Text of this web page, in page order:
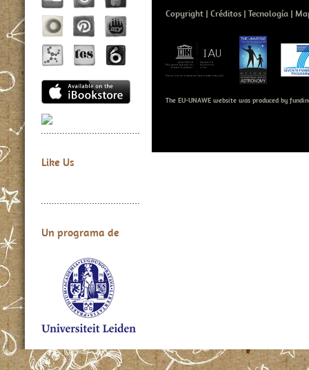
Like Us
Un programa de
Copyright Créditos Tecnología
The EU-UNAWE website was produced by